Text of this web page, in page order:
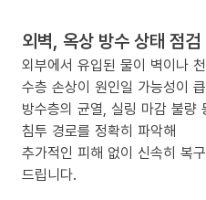
외벽, 옥상 방수 상태 점검
외부에서 유입된 물이 벽이나
수층 손상이 원인일 가능성이
방수층의 균열, 실링 마감 불량
침투 경로를 정확히 파악해
추가적인 피해 없이 신속히 복
드립니다.